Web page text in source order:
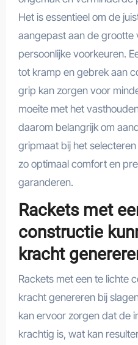
Het is essentieel om de
aangepast aan de grootte
persoonlijke voorkeuren.
tot kramp en gebrek aan
grip kan zorgen voor
moeite met het
daarom belangrijk om
gripmaat bij het
zo optimaal comfort en
garanderen.
Rackets met
constructie
kracht
Rackets met een te lichte
kracht genereren bij
kan ervoor zorgen dat de
krachtig is, wat kan